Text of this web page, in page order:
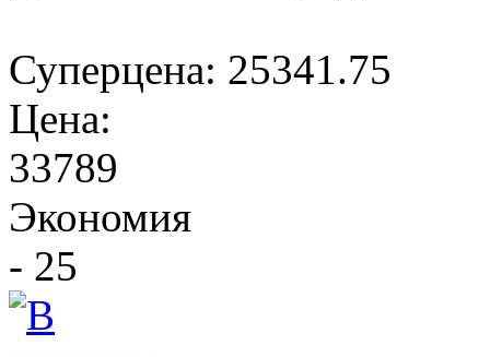
Суперцена: 25341.75
Цена:
33789
Экономия
- 25